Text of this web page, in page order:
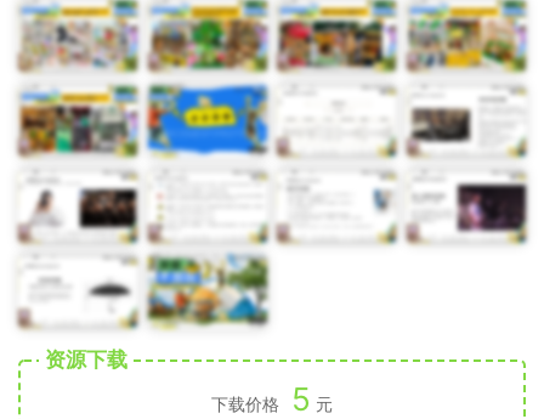
资源下载
下载价格 5 元